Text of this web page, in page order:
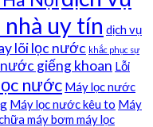
uy tín dịch vụ
lõi lọc nước khắc phục sự
giếng khoan Lỗi
nước Máy lọc nước
Máy lọc nước kêu to Máy
máy bơm máy lọc